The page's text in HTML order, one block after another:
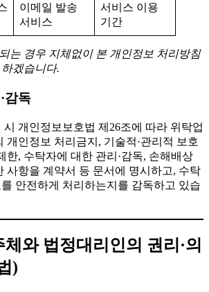
이메일 발송
서비스
서비스 이용
기간
는 경우 지체없이 본 개인정보 처리방침
겠습니다.
감독
시 개인정보보호법 제26조에 따라 위탁업
개인정보 처리금지, 기술적·관리적 보호
한, 수탁자에 대한 관리·감독, 손해배상
사항을 계약서 등 문서에 명시하고, 수탁
안전하게 처리하는지를 감독하고 있습
와 법정대리인의 권리·의
)